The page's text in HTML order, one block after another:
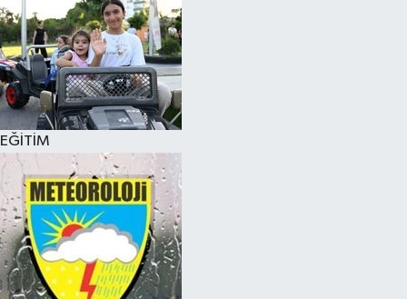
EĞİTİM